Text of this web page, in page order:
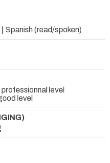
Spanish (read/spoken)
level
level